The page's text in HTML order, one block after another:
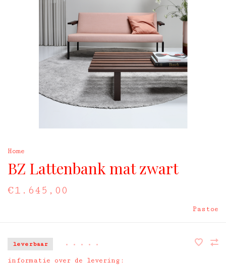
Home
BZ Lattenbank mat zwart
€1.645,00
Pastoe
leverbaar • • • • •
informatie over de levering: